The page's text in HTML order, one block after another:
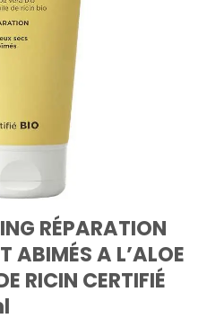
RÉPARATION
ABIMÉS A L’ALOE
RICIN CERTIFIÉ